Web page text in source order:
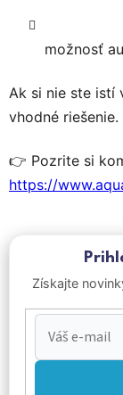
možnosť
Ak si nie ste istí
vhodné riešenie.
👉 Pozrite si
https://
Získajte